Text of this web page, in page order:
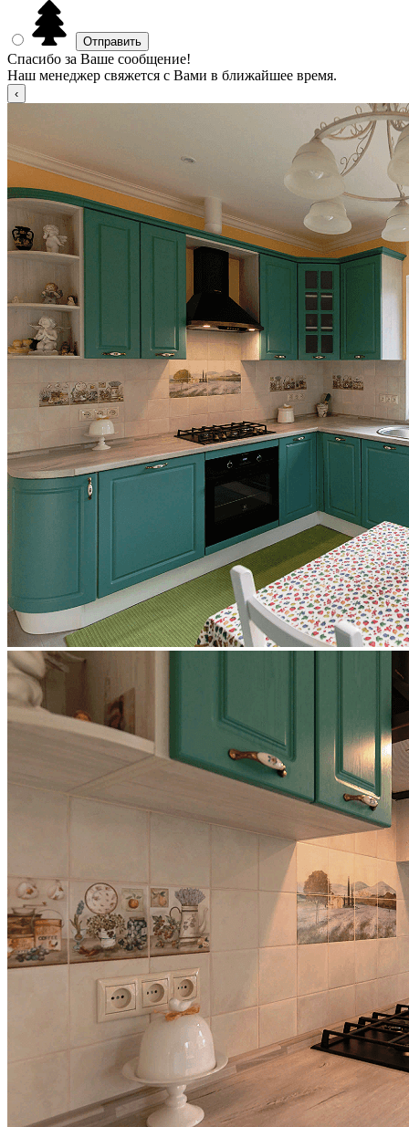
Спасибо за Ваше сообщение!
Наш менеджер свяжется с Вами в ближайшее время.